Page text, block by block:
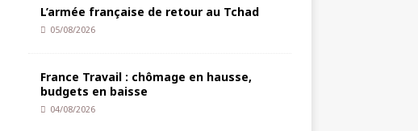
L’armée française de retour au Tchad
05/08/2026
France Travail : chômage en hausse,
budgets en baisse
04/08/2026